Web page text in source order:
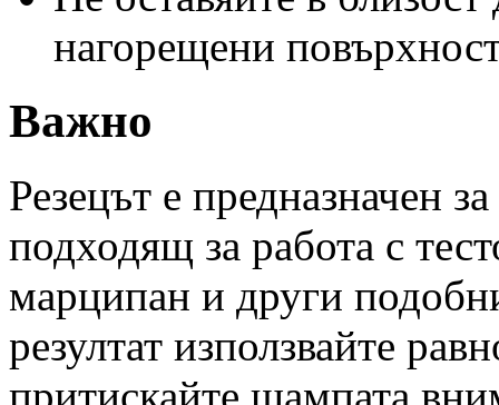
нагорещени
Важно
Резецът е предназначен
подходящ за работа с
марципан и други
резултат използвайте
притискайте щампата